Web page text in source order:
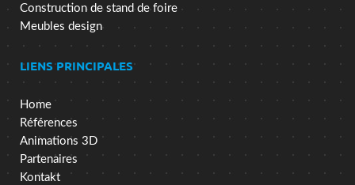
Construction de stand de foire
Meubles design
LIENS PRINCIPALES
Home
Références
Animations 3D
Partenaires
Kontakt